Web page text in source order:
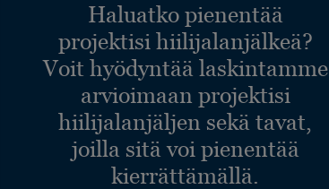
Haluatko pienentää
projektisi hiilijalanjälkeä?
Voit hyödyntää laskintamme
arvioimaan projektisi
hiilijalanjäljen sekä tavat,
joilla sitä voi pienentää
kierrättämällä.